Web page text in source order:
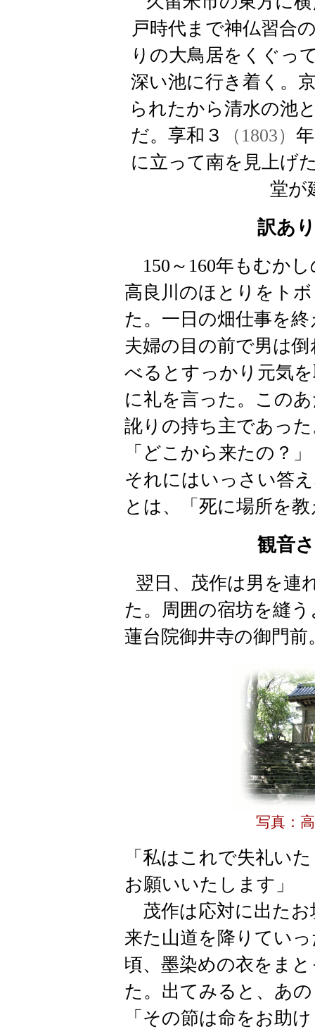
戸時代まで神仏習合
りの大鳥居をくぐっ
深い池に行き着く 。
られたから清水の池
だ。享和３
（1803）
に立って南を見上げ
堂が
訳あ
150～160年もむか
高良川のほとりをト
た。一日の畑仕事を
夫婦の目の前で男は
べるとすっかり元気
に礼を言った。この
訛りの持ち主であっ
「どこから来たの？
それにはいっさい答
とは、「死に場所を
観音
翌日、茂作は男を連
た。周囲の宿坊を縫
蓮台院御井寺の御門前
写真：
「私はこれで失礼い
お願いいたします」
茂作は応対に出た
来た山道を降りてい
頃、 墨染めの衣をま
た。出てみると、 あ
「その節は命をお助